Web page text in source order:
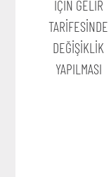
İÇİN GELİR
TARİFESİNDE
DEĞİŞİKLİK
YAPILMASI